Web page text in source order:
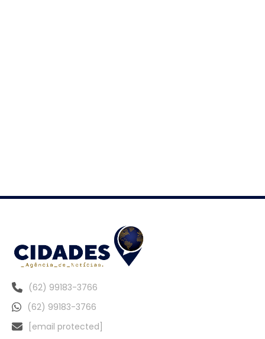
(62) 99183-3766
(62) 99183-3766
[email protected]